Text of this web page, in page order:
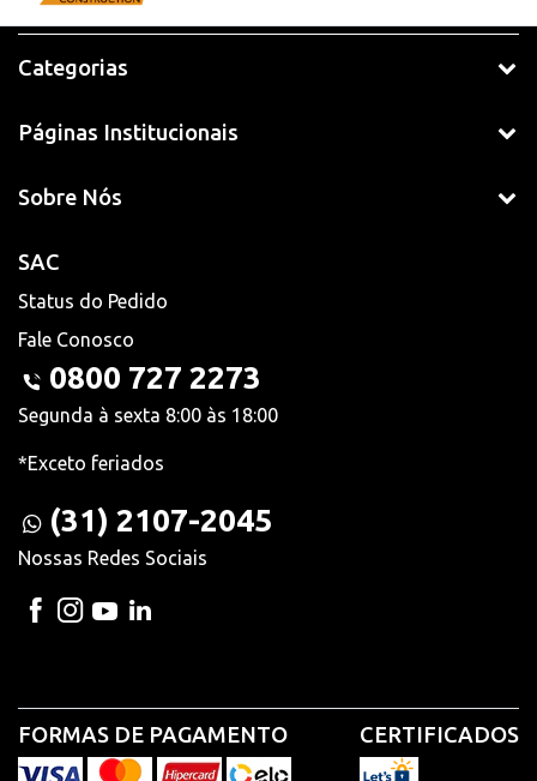
Categorias
Páginas Institucionais
Sobre Nós
SAC
Status do Pedido
Fale Conosco
0800 727 2273
Segunda à sexta 8:00 às 18:00
*Exceto feriados
(31) 2107-2045
Nossas Redes Sociais
FORMAS DE PAGAMENTO CERTIFICADOS